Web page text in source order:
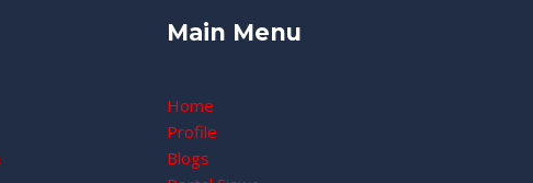
Main Menu
Home
Profile
Blogs